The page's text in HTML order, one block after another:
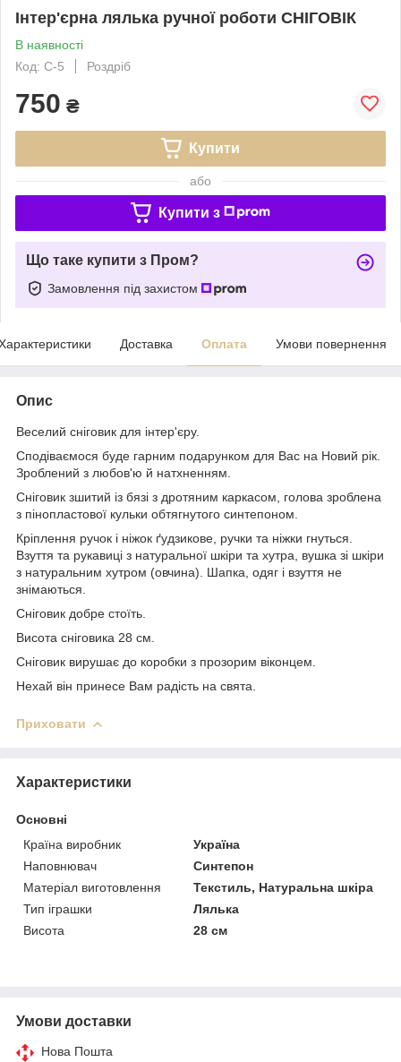
Інтер'єрна лялька ручної роботи СНІГОВІК
В наявності
Код: С-5
Роздріб
750 ₴
Купити
або
Купити з
Що таке купити з Пром?
Замовлення під захистом
Доставка Оплата Умови повернення
Опис
Веселий сніговик для інтер'єру.
Сподіваємося буде гарним подарунком для Вас на Новий рік.
Зроблений з любов'ю й натхненням.
Сніговик зшитий із бязі з дротяним каркасом, голова зроблена
з пінопластової кульки обтягнутого синтепоном.
Кріплення ручок і ніжок ґудзикове, ручки та ніжки гнуться.
Взуття та рукавиці з натуральної шкіри та хутра, вушка зі шкіри
з натуральним хутром (овчина). Шапка, одяг і взуття не
знімаються.
Сніговик добре стоїть.
Висота сніговика 28 см.
Сніговик вирушає до коробки з прозорим віконцем.
Нехай він принесе Вам радість на свята.
Приховати
Характеристики
Основні
Країна виробник
Україна
Наповнювач
Синтепон
Матеріал виготовлення
Текстиль, Натуральна шкіра
Тип іграшки
Лялька
Висота
28 см
Умови доставки
Нова Пошта